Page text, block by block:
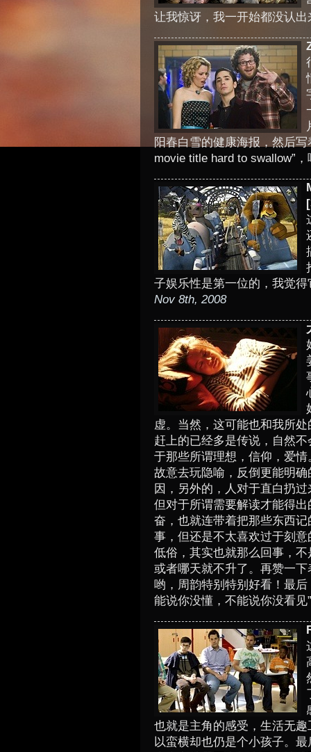
让我惊讶，我一开始都没认出
阳春白雪的健康海报，然后
movie title hard to swallow”，
子娱乐性是第一位的，我觉
Nov 8th, 2008
虚。当然，这可能也和我所
赶上的已经多是传说，自然
于那些所谓理想，信仰，爱
故意去玩隐喻，反倒更能明
因，另外的，人对于直白扔
但对于所谓需要解读才能得
奋，也就连带着把那些东西
事，但还是不太喜欢过于刻
低俗，其实也就那么回事，
或者哪天就不升了。再赞一
哟，周韵特别特别好看！最
能说你没懂，不能说你没看见
也就是主角的感受，生活无
以蛮横却也仍是个小孩子。